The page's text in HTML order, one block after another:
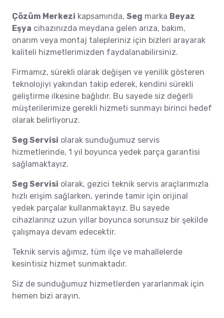
Çözüm Merkezi kapsamında, Seg marka Beyaz
Eşya cihazınızda meydana gelen arıza, bakım,
onarım veya montaj talepleriniz için bizleri arayarak
kaliteli hizmetlerimizden faydalanabilirsiniz.
Firmamız, sürekli olarak değişen ve yenilik gösteren
teknolojiyi yakından takip ederek, kendini sürekli
geliştirme ilkesine bağlıdır. Bu sayede siz değerli
müşterilerimize gerekli hizmeti sunmayı birinci hedef
olarak belirliyoruz.
Seg Servisi olarak sunduğumuz servis
hizmetlerinde, 1 yıl boyunca yedek parça garantisi
sağlamaktayız.
Seg Servisi olarak, gezici teknik servis araçlarımızla
hızlı erişim sağlarken, yerinde tamir için orijinal
yedek parçalar kullanmaktayız. Bu sayede
cihazlarınız uzun yıllar boyunca sorunsuz bir şekilde
çalışmaya devam edecektir.
Teknik servis ağımız, tüm ilçe ve mahallelerde
kesintisiz hizmet sunmaktadır.
Siz de sunduğumuz hizmetlerden yararlanmak için
hemen bizi arayın.